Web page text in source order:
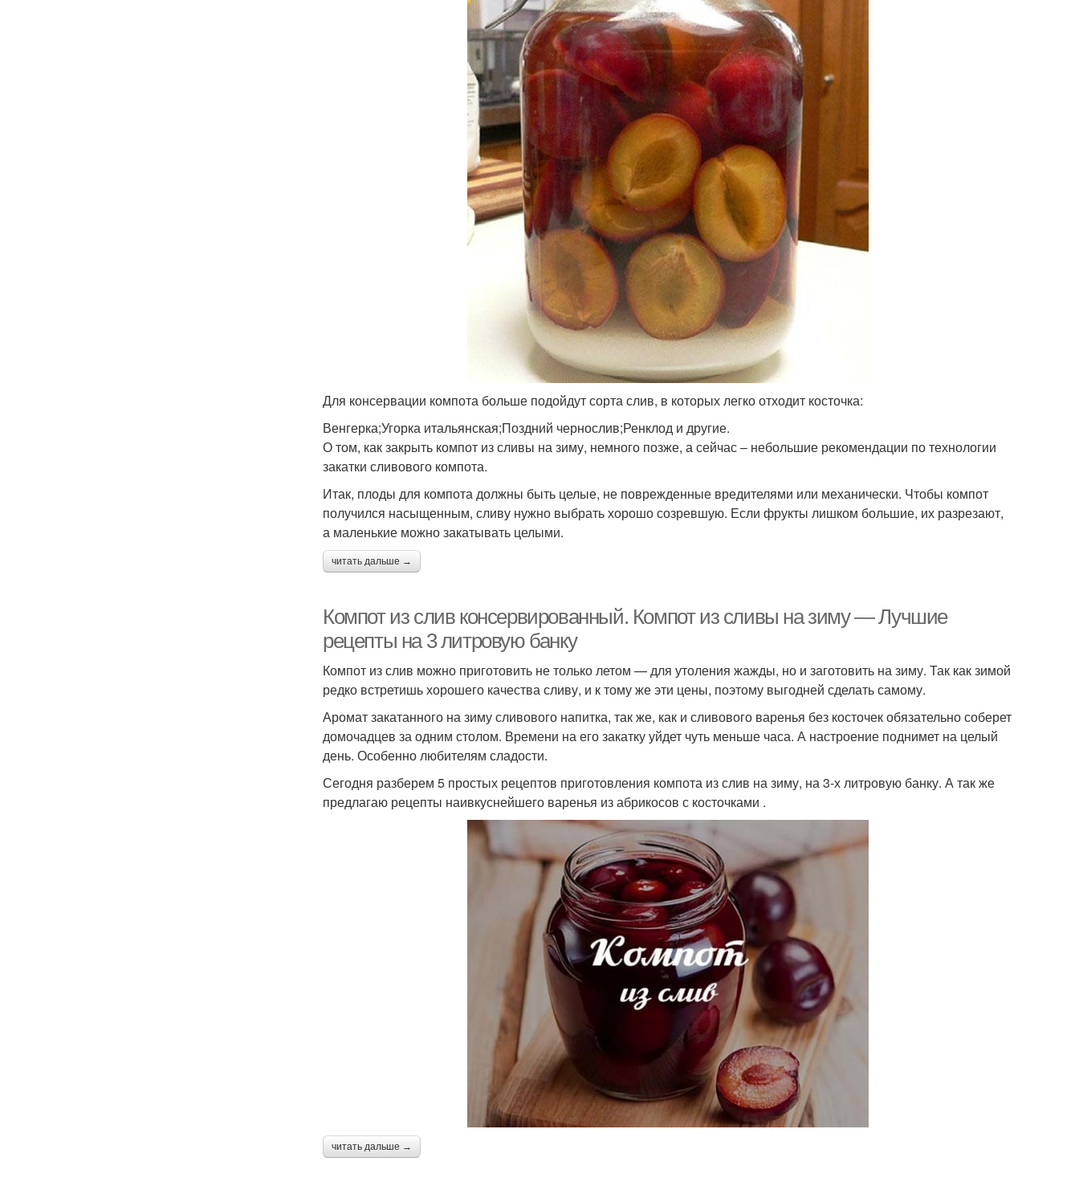
Для консервации компота больше подойдут сорта слив, в которых легко отходит косточка:
Венгерка;Угорка итальянская;Поздний чернослив;Ренклод и другие.
О том, как закрыть компот из сливы на зиму, немного позже, а сейчас – небольшие рекомендации по технологии
закатки сливового компота.
Итак, плоды для компота должны быть целые, не поврежденные вредителями или механически. Чтобы компот
получился насыщенным, сливу нужно выбрать хорошо созревшую. Если фрукты лишком большие, их разрезают,
а маленькие можно закатывать целыми.
читать дальше →
Компот из слив консервированный. Компот из сливы на зиму — Лучшие
рецепты на 3 литровую банку
Компот из слив можно приготовить не только летом — для утоления жажды, но и заготовить на зиму. Так как зимой
редко встретишь хорошего качества сливу, и к тому же эти цены, поэтому выгодней сделать самому.
Аромат закатанного на зиму сливового напитка, так же, как и сливового варенья без косточек обязательно соберет
домочадцев за одним столом. Времени на его закатку уйдет чуть меньше часа. А настроение поднимет на целый
день. Особенно любителям сладости.
Сегодня разберем 5 простых рецептов приготовления компота из слив на зиму, на 3-х литровую банку. А так же
предлагаю рецепты наивкуснейшего варенья из абрикосов с косточками .
читать дальше →